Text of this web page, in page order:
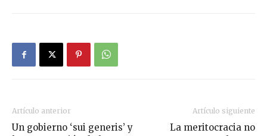
Artículo anterior
Un gobierno ‘sui generis’ y
Artículo siguiente
La meritocracia no